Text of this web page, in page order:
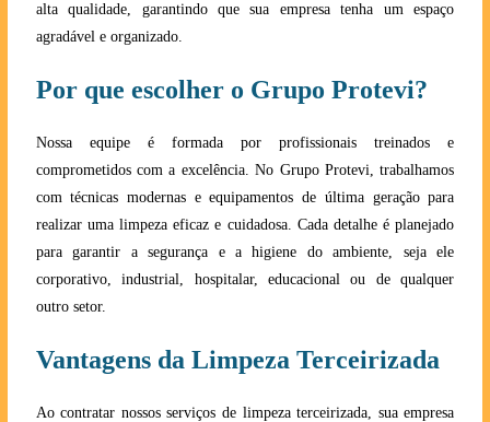
alta qualidade, garantindo que sua empresa tenha um espaço
agradável e organizado.
Por que escolher o Grupo Protevi?
Nossa equipe é formada por profissionais treinados e
comprometidos com a excelência. No Grupo Protevi, trabalhamos
com técnicas modernas e equipamentos de última geração para
realizar uma limpeza eficaz e cuidadosa. Cada detalhe é planejado
para garantir a segurança e a higiene do ambiente, seja ele
corporativo, industrial, hospitalar, educacional ou de qualquer
outro setor.
Vantagens da Limpeza Terceirizada
Ao contratar nossos serviços de limpeza terceirizada, sua empresa